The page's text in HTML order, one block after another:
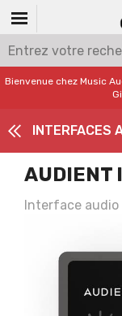
Bienvenue chez Music
INTERFACES
AUDIENT
Interface